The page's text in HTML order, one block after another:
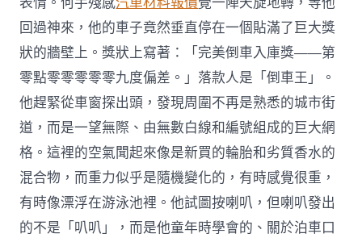
回過神來，他的車子竟然垂直停在一個貼滿了巨大獎
狀的牆壁上。獎狀上寫著：「完美倒車入庫獎——第
零點零零零零零九度偏差。」落款人是「倒車王」。
他趕緊從車窗探出頭，發現周圍不再是熟悉的城市街
道，而是一望無際、由無數白線和編號組成的巨大網
格。這裡的空氣聞起來像是新買的輪胎和劣質香水的
混合物，而重力似乎是隨機變化的，有時感覺很重，
有時像漂浮在游泳池裡。他試圖按喇叭，但喇叭發出
的不是「叭叭」，而是他童年時學會的、關於泊車口